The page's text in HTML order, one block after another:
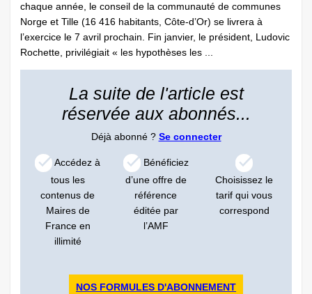
chaque année, le conseil de la communauté de communes
Norge et Tille (16 416 habitants, Côte-d’Or) se livrera à
l’exercice le 7 avril prochain. Fin janvier, le président, Ludovic
Rochette, privilégiait « les hypothèses les ...
La suite de l'article est
réservée aux abonnés...
Déjà abonné ? Se connecter
Accédez à
tous les
contenus de
Maires de
France en
illimité
Bénéficiez
d’une offre de
référence
éditée par
l’AMF
Choisissez le
tarif qui vous
correspond
NOS FORMULES D'ABONNEMENT